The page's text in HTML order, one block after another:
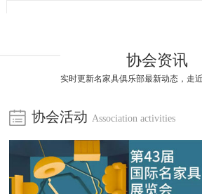
协会资讯
实时更新名家具俱乐部最新动态，走
协会活动 Association activities